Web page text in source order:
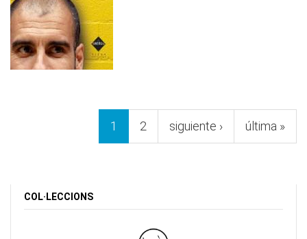
1 2 siguiente › última »
COL·LECCIONS